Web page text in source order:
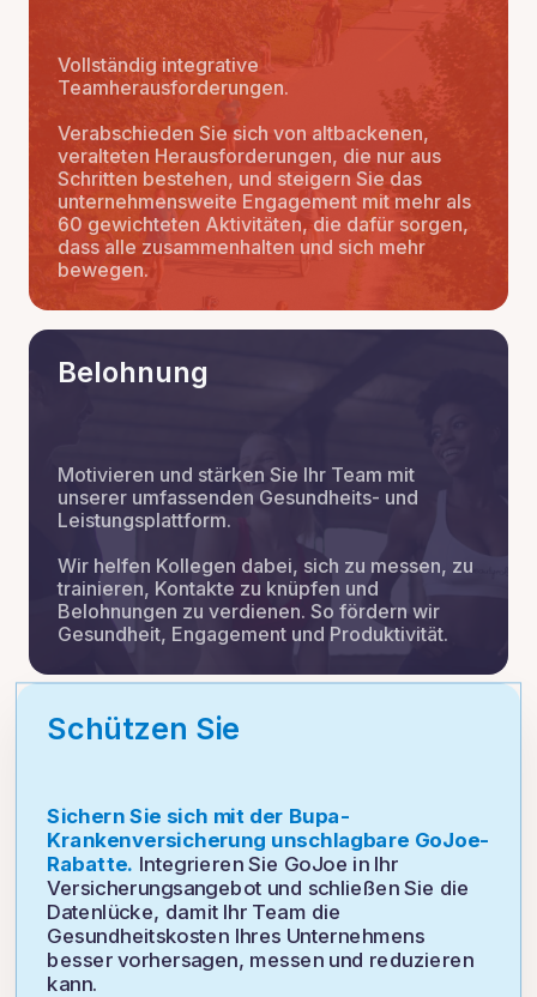
Vollständig integrative
Teamherausforderungen.
Verabschieden Sie sich von altbackenen,
veralteten Herausforderungen, die nur aus
Schritten bestehen, und steigern Sie das
unternehmensweite Engagement mit mehr als
60 gewichteten Aktivitäten, die dafür sorgen,
dass alle zusammenhalten und sich mehr
bewegen.
Belohnung
Motivieren und stärken Sie Ihr Team mit
unserer umfassenden Gesundheits- und
Leistungsplattform.
Wir helfen Kollegen dabei, sich zu messen, zu
trainieren, Kontakte zu knüpfen und
Belohnungen zu verdienen. So fördern wir
Gesundheit, Engagement und Produktivität.
Schützen Sie
Sichern Sie sich mit der Bupa-
Krankenversicherung unschlagbare GoJoe-
Rabatte. Integrieren Sie GoJoe in Ihr
Versicherungsangebot und schließen Sie die
Datenlücke, damit Ihr Team die
Gesundheitskosten Ihres Unternehmens
besser vorhersagen, messen und reduzieren
kann.